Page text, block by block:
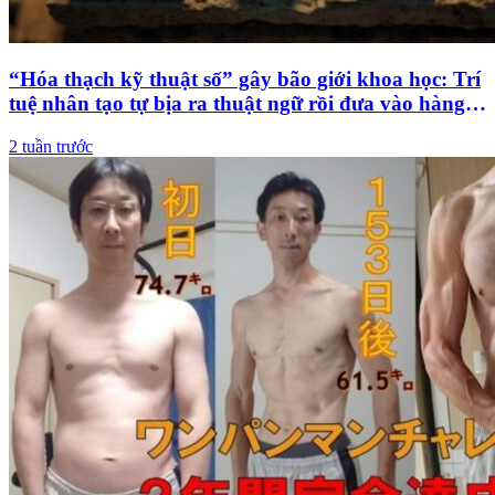
“Hóa thạch kỹ thuật số” gây bão giới khoa học: Trí
tuệ nhân tạo tự bịa ra thuật ngữ rồi đưa vào hàng
2 tuần trước